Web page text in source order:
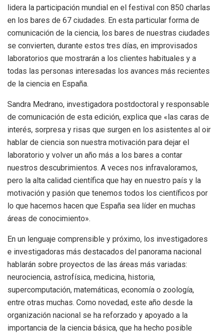
lidera la participación mundial en el festival con 850 charlas
en los bares de 67 ciudades. En esta particular forma de
comunicación de la ciencia, los bares de nuestras ciudades
se convierten, durante estos tres días, en improvisados
laboratorios que mostrarán a los clientes habituales y a
todas las personas interesadas los avances más recientes
de la ciencia en España.
Sandra Medrano, investigadora postdoctoral y responsable
de comunicación de esta edición, explica que «las caras de
interés, sorpresa y risas que surgen en los asistentes al oir
hablar de ciencia son nuestra motivación para dejar el
laboratorio y volver un año más a los bares a contar
nuestros descubrimientos. A veces nos infravaloramos,
pero la alta calidad científica que hay en nuestro país y la
motivación y pasión que tenemos todos los científicos por
lo que hacemos hacen que España sea líder en muchas
áreas de conocimiento».
En un lenguaje comprensible y próximo, los investigadores
e investigadoras más destacados del panorama nacional
hablarán sobre proyectos de las áreas más variadas:
neurociencia, astrofísica, medicina, historia,
supercomputación, matemáticas, economía o zoología,
entre otras muchas. Como novedad, este año desde la
organización nacional se ha reforzado y apoyado a la
importancia de la ciencia básica, que ha hecho posible